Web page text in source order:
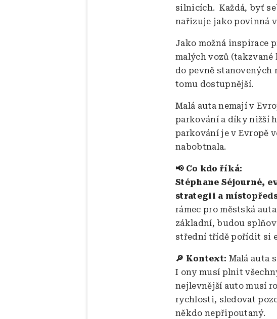
silnicích. Každá, byť
nařizuje jako povinná
Jako možná inspirace
malých vozů
do pevně
tomu dostupnější.
Malá auta nemají v
parkování a díky nižší
parkování je v Evropě
nabobtnala.
📢 Co kdo říká:
Stéphane Séjourné,
strategii a
rámec pro městská
základní, budou
střední třídě pořídit si
🔎 Kontext: Malá auta
I ony musí plnit
nejlevnější auto musí
rychlosti, sledovat
někdo nepřipoutaný.